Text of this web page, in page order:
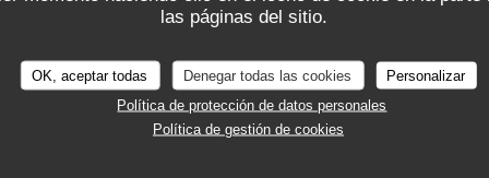
las páginas del sitio.
OK, aceptar todas Denegar todas las cookies
Personalizar
Política de protección de datos personales
Política de gestión de cookies
Servicio: 5/5 Ambiente: 5/5 Menú: 5 /5 Calidad / Precio